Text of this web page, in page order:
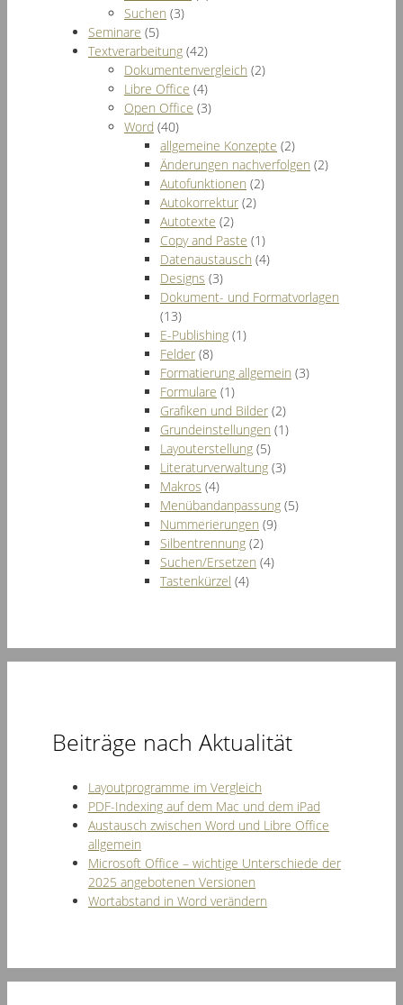
Suchen (3)
Seminare (5)
Textverarbeitung (42)
Dokumentenvergleich (2)
Libre Office (4)
Open Office (3)
Word (40)
allgemeine Konzepte (2)
Änderungen nachverfolgen (2)
Autofunktionen (2)
Autokorrektur (2)
Autotexte (2)
Copy and Paste (1)
Datenaustausch (4)
Designs (3)
Dokument- und Formatvorlagen
(13)
E-Publishing (1)
Felder (8)
Formatierung allgemein (3)
Formulare (1)
Grafiken und Bilder (2)
Grundeinstellungen (1)
Layouterstellung (5)
Literaturverwaltung (3)
Makros (4)
Menübandanpassung (5)
Nummerierungen (9)
Silbentrennung (2)
Suchen/Ersetzen (4)
Tastenkürzel (4)
Beiträge nach Aktualität
Layoutprogramme im Vergleich
PDF-Indexing auf dem Mac und dem iPad
Austausch zwischen Word und Libre Office
allgemein
Microsoft Office – wichtige Unterschiede der
2025 angebotenen Versionen
Wortabstand in Word verändern